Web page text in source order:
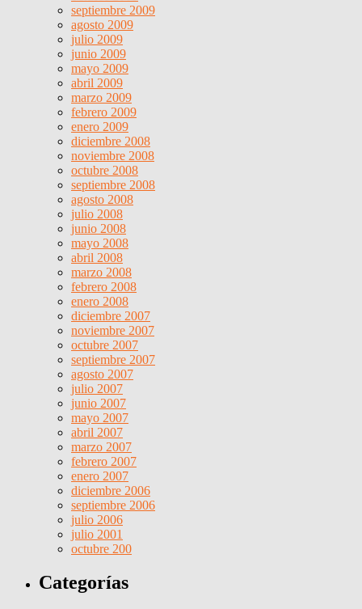
septiembre 2009
agosto 2009
julio 2009
junio 2009
mayo 2009
abril 2009
marzo 2009
febrero 2009
enero 2009
diciembre 2008
noviembre 2008
octubre 2008
septiembre 2008
agosto 2008
julio 2008
junio 2008
mayo 2008
abril 2008
marzo 2008
febrero 2008
enero 2008
diciembre 2007
noviembre 2007
octubre 2007
septiembre 2007
agosto 2007
julio 2007
junio 2007
mayo 2007
abril 2007
marzo 2007
febrero 2007
enero 2007
diciembre 2006
septiembre 2006
julio 2006
julio 2001
octubre 200
Categorías